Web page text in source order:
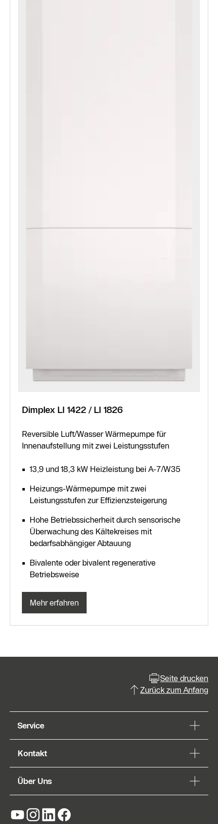
Dimplex LI 1422 / LI 1826
Reversible Luft/Wasser Wärmepumpe für
Innenaufstellung mit zwei Leistungsstufen
13,9 und 18,3 kW Heizleistung bei A-7/W35
Heizungs-Wärmepumpe mit zwei
Leistungsstufen zur Effizienzsteigerung
Hohe Betriebssicherheit durch sensorische
Überwachung des Kältekreises mit
bedarfsabhängiger Abtauung
Bivalente oder bivalent regenerative
Betriebsweise
Mehr erfahren
Seite drucken
Zurück zum Anfang
Service
Kontakt
Über Uns